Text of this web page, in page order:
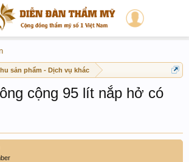
sản phẩm - Dịch vụ khác
cộng 95 lít nắp hở có